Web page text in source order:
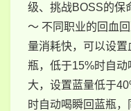
级、挑战BOSS的保
～ 不同职业的回血
量消耗快，可以设
瓶，低于15%时自
大，设置蓝量低于
时自动喝瞬回蓝瓶